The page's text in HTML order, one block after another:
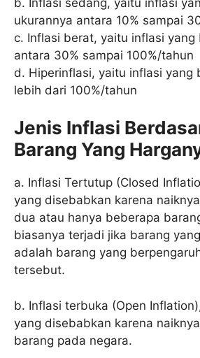
ukurannya antara 10% sampai
c. Inflasi berat, yaitu inflasi yang
antara 30% sampai 100%/tahun
d. Hiperinflasi, yaitu inflasi yang
lebih dari 100%/tahun
Jenis Inflasi
Barang Yang
a. Inflasi Tertutup (Closed
yang disebabkan karena
dua atau hanya beberapa
biasanya terjadi jika barang
adalah barang yang
tersebut.
b. Inflasi terbuka (Open
yang disebabkan karena
barang pada negara.